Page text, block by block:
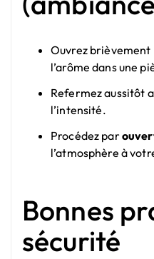
Ouvrez
l’arôme dans une
Refermez aussitôt
l’intensité.
Procédez par
l’atmosphère à
Bonnes
sécurité